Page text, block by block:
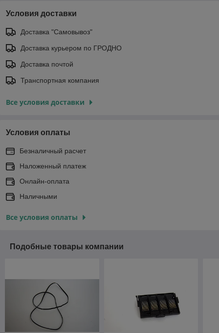
Условия доставки
Доставка "Самовывоз"
Доставка курьером по ГРОДНО
Доставка почтой
Транспортная компания
Все условия доставки
Условия оплаты
Безналичный расчет
Наложенный платеж
Онлайн-оплата
Наличными
Все условия оплаты
Подобные товары компании